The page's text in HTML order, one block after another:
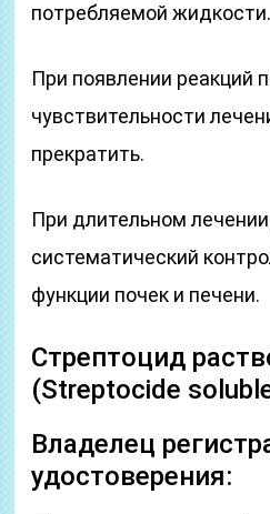
потребляемой жидкости.
При появлении реакций
чувствительности
прекратить.
При длительном
систематический
функции почек и печени.
Стрептоцид
(Streptocide
Владелец
удостоверения: